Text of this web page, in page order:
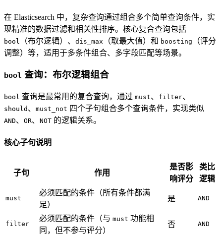
在 Elasticsearch 中，复杂查询通过组合多个简单查询条件，实
现精准的数据过滤和相关性排序。核心复合查询包括
bool （布尔逻辑）、 dis_max （取最大值）和 boosting
（评分
调整）等，适用于多条件组合、多字段匹配等场景。
bool 查询：布尔逻辑组合
bool 查询是最常用的复合查询，通过 must、 filter、
should 、 must_not 四个子句组合多个查询条件，实现类似
AND、 OR、 NOT 的逻辑关系。
核心子句说明
子句 作用
是否影
响评分
类比
逻辑
must
必须匹配的条件（所有条件都满
足）
是 AND
filter
必须匹配的条件（与 must 功能相
同，但不参与评分）
否 AND